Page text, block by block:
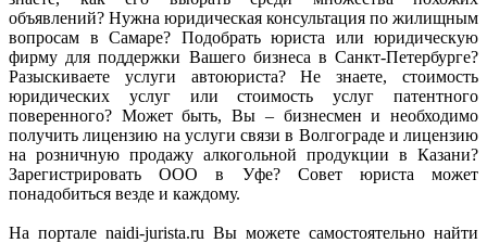
объявлений? Нужна юридическая консультация по жилищным
вопросам в Самаре? Подобрать юриста или юридическую
фирму для поддержки Вашего бизнеса в Санкт-Петербурге?
Разыскиваете услуги автоюриста? Не знаете, стоимость
юридических услуг или стоимость услуг патентного
поверенного? Может быть, Вы – бизнесмен и необходимо
получить лицензию на услуги связи в Волгограде и лицензию
на розничную продажу алкогольной продукции в Казани?
Зарегистрировать ООО в Уфе? Совет юриста может
понадобиться везде и каждому.
На портале naidi-jurista.ru Вы можете самостоятельно найти